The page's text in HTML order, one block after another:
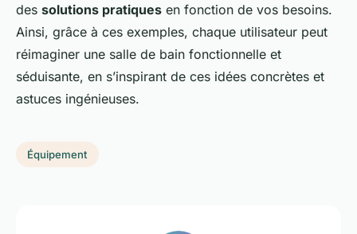
des solutions pratiques en fonction de vos besoins.
Ainsi, grâce à ces exemples, chaque utilisateur peut
réimaginer une salle de bain fonctionnelle et
séduisante, en s’inspirant de ces idées concrètes et
astuces ingénieuses.
Équipement